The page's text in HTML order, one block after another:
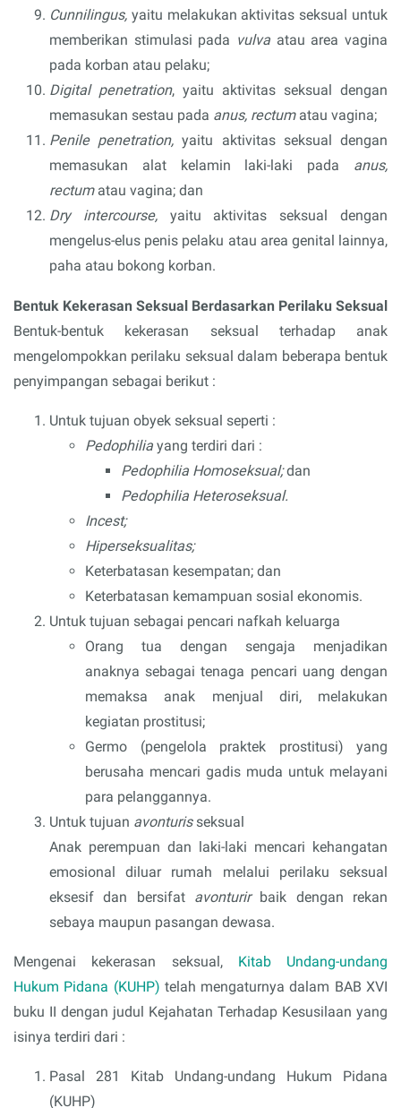
Cunnilingus, yaitu melakukan aktivitas seksual untuk
memberikan stimulasi pada vulva atau area vagina
pada korban atau pelaku;
Digital penetration, yaitu aktivitas seksual dengan
memasukan sestau pada anus, rectumatau vagina;
Penile penetration,yaitu aktivitas seksual dengan
memasukan alat kelamin laki-laki pada anus,
rectum atau vagina; dan
Dry intercourse, yaitu aktivitas seksual dengan
mengelus-elus penis pelaku atau area genital lainnya,
paha atau bokong korban.
Bentuk Kekerasan Seksual Berdasarkan Perilaku Seksual
Bentuk-bentuk kekerasan seksual terhadap anak
mengelompokkan perilaku seksual dalam beberapa bentuk
penyimpangan sebagai berikut :
Untuk tujuan obyek seksual seperti :
Pedophilia yang terdiri dari :
Pedophilia Homoseksual;dan
Pedophilia Heteroseksual.
Incest;
Hiperseksualitas;
Keterbatasan kesempatan; dan
Keterbatasan kemampuan sosial ekonomis.
Untuk tujuan sebagai pencari nafkah keluarga
Orang tua dengan sengaja menjadikan
anaknya sebagai tenaga pencari uang dengan
memaksa anak menjual diri, melakukan
kegiatan prostitusi;
Germo (pengelola praktek prostitusi) yang
berusaha mencari gadis muda untuk melayani
para pelanggannya.
Untuk tujuan avonturis seksual
Anak perempuan dan laki-laki mencari kehangatan
emosional diluar rumah melalui perilaku seksual
eksesif dan bersifat avonturir baik dengan rekan
sebaya maupun pasangan dewasa.
Mengenai kekerasan seksual, Kitab Undang-undang
Hukum Pidana (KUHP) telah mengaturnya dalam BAB XVI
buku II dengan judul Kejahatan Terhadap Kesusilaan yang
isinya terdiri dari :
Pasal 281 Kitab Undang-undang Hukum Pidana
(KUHP)